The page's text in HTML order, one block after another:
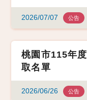
2026/07/07 公告
桃園市115年
取名單
2026/06/26 公告